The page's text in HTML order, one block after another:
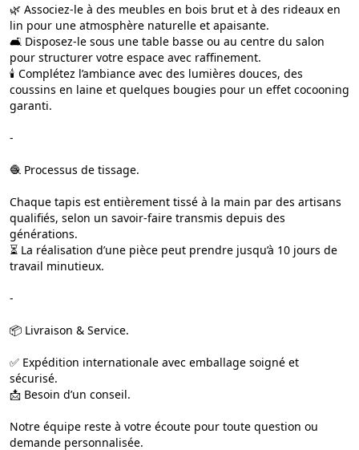
🌿 Associez-le à des meubles en bois brut et à des rideaux en
lin pour une atmosphère naturelle et apaisante.
🛋️ Disposez-le sous une table basse ou au centre du salon
pour structurer votre espace avec raffinement.
🕯️ Complétez l’ambiance avec des lumières douces, des
coussins en laine et quelques bougies pour un effet cocooning
garanti.
-
🧶 Processus de tissage.
Chaque tapis est entièrement tissé à la main par des artisans
qualifiés, selon un savoir-faire transmis depuis des
générations.
⏳ La réalisation d’une pièce peut prendre jusqu’à 10 jours de
travail minutieux.
-
📦 Livraison & Service.
✅ Expédition internationale avec emballage soigné et
sécurisé.
📩 Besoin d’un conseil.
Notre équipe reste à votre écoute pour toute question ou
demande personnalisée.